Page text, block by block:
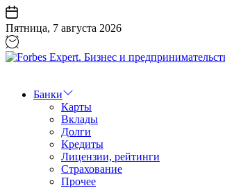
Перейти
к
содержанию
Пятница, 7 августа 2026
Бизнес
предпринимательство
Банки
Карты
Вклады
Долги
Кредиты
Лицензии, рейтинги
Страхование
Прочее